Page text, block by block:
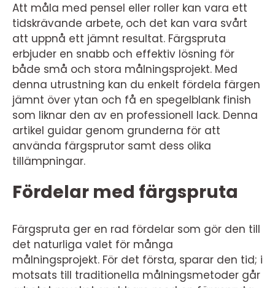
Att måla med pensel eller roller kan vara ett
tidskrävande arbete, och det kan vara svårt
att uppnå ett jämnt resultat. Färgspruta
erbjuder en snabb och effektiv lösning för
både små och stora målningsprojekt. Med
denna utrustning kan du enkelt fördela färgen
jämnt över ytan och få en spegelblank finish
som liknar den av en professionell lack. Denna
artikel guidar genom grunderna för att
använda färgsprutor samt dess olika
tillämpningar.
Fördelar med färgspruta
Färgspruta ger en rad fördelar som gör den till
det naturliga valet för många
målningsprojekt. För det första, sparar den tid; i
motsats till traditionella målningsmetoder går